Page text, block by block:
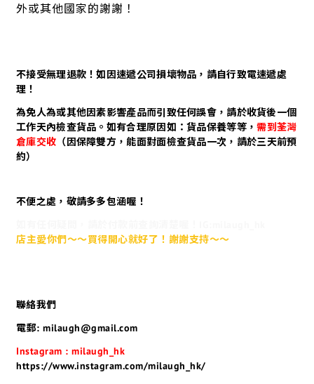
外或其他國家的謝謝！
不接受無理退款！如因速遞公司損壞物品，請自行致電速遞處
理！
為免人為或其他因素影響產品而引致任何誤會，請於收貨後一個
工作天內檢查貨品。如有合理原因如：貨品保養等等，需到荃灣
倉庫交收 （因保障雙方，能面對面檢查貨品一次，請於三天前預
約）
不便之處，敬請多多包涵喔！
店主愛你們～～買得開心就好了！謝謝支持～～
聯絡我們
電郵: milaugh@gmail.com
Instagram : milaugh_hk
https://www.instagram.com/milaugh_hk/